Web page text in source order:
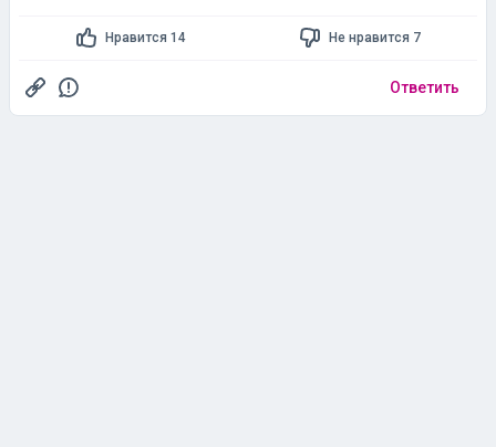
Нравится 14 Не нравится 7
Ответить